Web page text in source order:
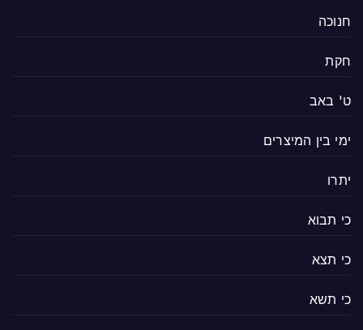
חנוכה
חקת
ט' באב
ימי בין המיצרים
יתרו
כי תבוא
כי תצא
כי תשא